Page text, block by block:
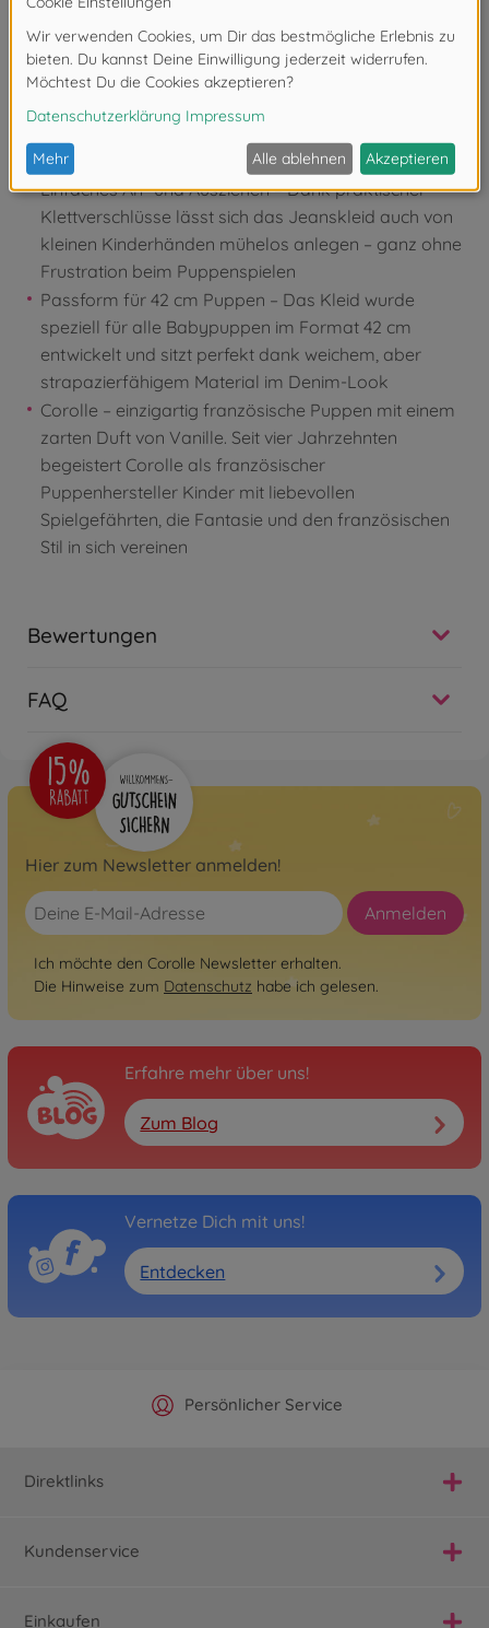
Babypuppe
Niedliches Pilz-Motiv – Der kleine Pilz-Aufdruck auf
der Brust verleiht dem Kleid eine verspielte
Blickfang für kleine Entdecker
Einfaches An- und Ausziehen – Dank praktischer
Klettverschlüsse lässt sich das Jeanskleid auch von
kleinen Kinderhänden mühelos anlegen – ganz ohne
Frustration beim Puppenspielen
Passform für 42 cm Puppen – Das Kleid wurde
speziell für alle Babypuppen im Format 42 cm
entwickelt und sitzt perfekt dank weichem, aber
strapazierfähigem Material im Denim-Look
Corolle – einzigartig französische Puppen mit einem
zarten Duft von Vanille. Seit vier Jahrzehnten
begeistert Corolle als französischer
Puppenhersteller Kinder mit liebevollen
Spielgefährten, die Fantasie und den französischen
Stil in sich vereinen
Bewertungen
FAQ
Hier zum Newsletter anmelden!
Anmelden
Ich möchte den Corolle Newsletter erhalten.
Die Hinweise zum Datenschutz habe ich gelesen.
Erfahre mehr über uns!
Zum Blog
Vernetze Dich mit uns!
Entdecken
Offizieller Hersteller Shop
Persönlicher Service
Versandkostenfrei ab 25€
Schnelle Lieferung
Direktlinks
Kundenservice
Einkaufen